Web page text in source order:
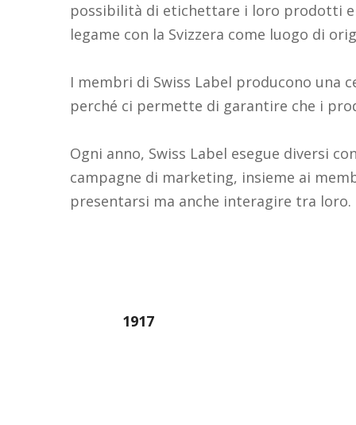
possibilità di etichettare i loro prodotti e
legame con la Svizzera come luogo di
I membri di Swiss Label producono una
perché ci permette di garantire che i
Ogni anno, Swiss Label esegue diversi
campagne di marketing, insieme ai
presentarsi ma anche interagire tra loro.
1917